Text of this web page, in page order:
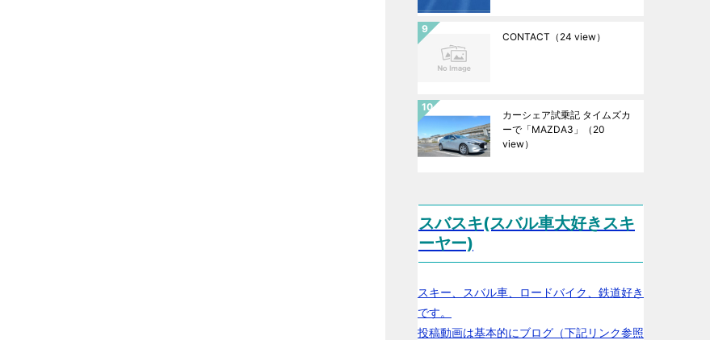
CONTACT （24 view）
カーシェア試乗記 タイムズカ
ーで「MAZDA3」
（20
view）
スバスキ(スバル車大好きスキ
ーヤー)
スキー、スバル車、ロードバイク、鉄道好き
です。
投稿動画は基本的にブログ（下記リンク参照